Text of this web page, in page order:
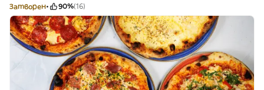
Затворен 90%(16)